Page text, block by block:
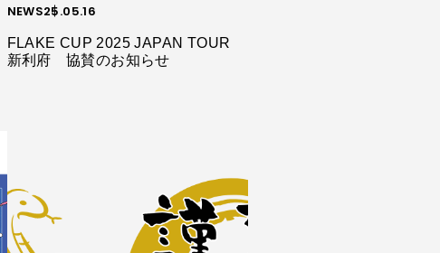
NEWS25.05.16
FLAKE CUP 2025 JAPAN TOUR
新利府 協賛のお知らせ